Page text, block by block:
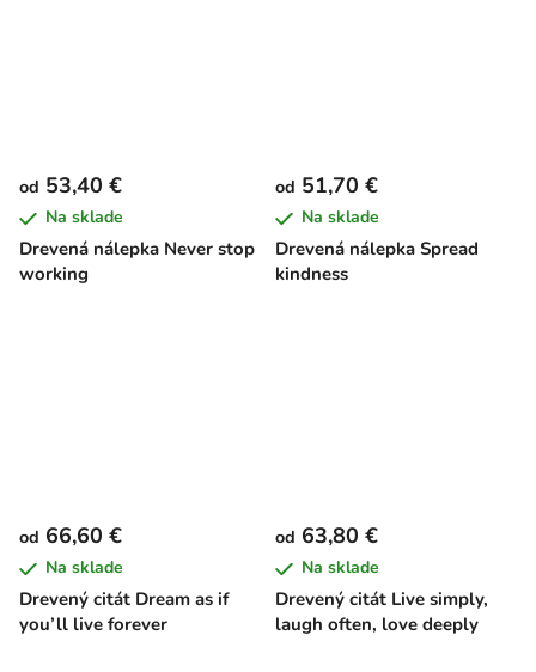
Drevená nálepka Never stop
working
od 53,40 €
Na sklade
Drevená nálepka Spread
kindness
od 51,70 €
Na sklade
Drevený citát Dream as if
you’ll live forever
od 66,60 €
Na sklade
Drevený citát Live simply,
laugh often, love deeply
od 63,80 €
Na sklade